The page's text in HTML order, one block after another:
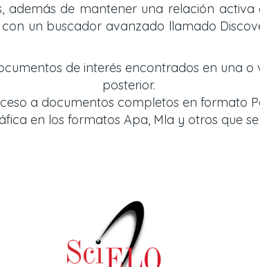
además de mantener una relación
un buscador avanzado llamado
de interés encontrados en una
posterior.
a documentos completos en formato
en los formatos Apa, Mla y otros que